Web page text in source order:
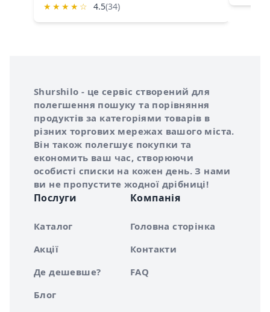
★ ★ ★ ★ ☆ 4.5(34)
Про сервіс Shurshilo
Shurshilo - це сервіс створений для
полегшення пошуку та порівняння
продуктів за категоріями товарів в
різних торгових мережах вашого міста.
Він також полегшує покупки та
економить ваш час, створюючи
особисті списки на кожен день. З нами
ви не пропустите жодної дрібниці!
Послуги
Каталог
Акції
Де дешевше?
Блог
Компанія
Головна сторінка
Контакти
FAQ